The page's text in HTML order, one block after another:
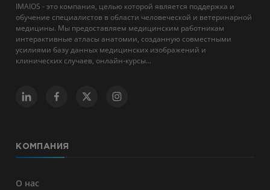
IMAIOS - это компания, целью которой является поддержка и
обучение специалистов в области человеческой и ветеринарной
медицины. Мы предоставляем медицинским работникам
интерактивные атласы анатомии, созданную совместными
усилиями базу данных медицинских изображений и
клинических случаев, онлайн-курсы...
КОМПАНИЯ
О нас